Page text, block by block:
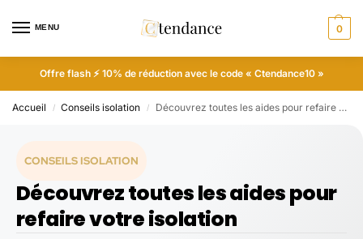
MENU 0
Offre flash ⚡ 10% de réduction avec le code « Ctendance10 »
Accueil / Conseils isolation / Découvrez toutes les aides pour refaire votre isolation
CONSEILS ISOLATION
Découvrez toutes les aides pour
refaire votre isolation